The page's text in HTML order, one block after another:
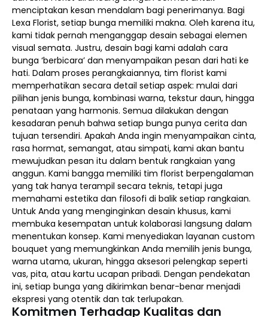
menciptakan kesan mendalam bagi penerimanya. Bagi
Lexa Florist, setiap bunga memiliki makna. Oleh karena itu,
kami tidak pernah menganggap desain sebagai elemen
visual semata. Justru, desain bagi kami adalah cara
bunga ‘berbicara’ dan menyampaikan pesan dari hati ke
hati. Dalam proses perangkaiannya, tim florist kami
memperhatikan secara detail setiap aspek: mulai dari
pilihan jenis bunga, kombinasi warna, tekstur daun, hingga
penataan yang harmonis. Semua dilakukan dengan
kesadaran penuh bahwa setiap bunga punya cerita dan
tujuan tersendiri. Apakah Anda ingin menyampaikan cinta,
rasa hormat, semangat, atau simpati, kami akan bantu
mewujudkan pesan itu dalam bentuk rangkaian yang
anggun. Kami bangga memiliki tim florist berpengalaman
yang tak hanya terampil secara teknis, tetapi juga
memahami estetika dan filosofi di balik setiap rangkaian.
Untuk Anda yang menginginkan desain khusus, kami
membuka kesempatan untuk kolaborasi langsung dalam
menentukan konsep. Kami menyediakan layanan custom
bouquet yang memungkinkan Anda memilih jenis bunga,
warna utama, ukuran, hingga aksesori pelengkap seperti
vas, pita, atau kartu ucapan pribadi. Dengan pendekatan
ini, setiap bunga yang dikirimkan benar-benar menjadi
ekspresi yang otentik dan tak terlupakan.
Komitmen Terhadap Kualitas dan